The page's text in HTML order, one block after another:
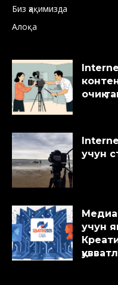
Биз ҳақимизда
Алоқа
очиқ
учун
учун